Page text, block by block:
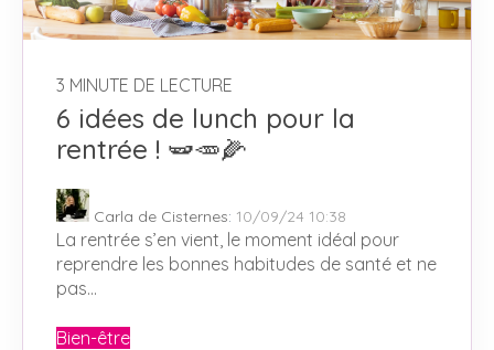
3 MINUTE DE LECTURE
6 idées de lunch pour la
rentrée ! 🫛🥕🌽
Carla de Cisternes: 10/09/24 10:38
La rentrée s’en vient, le moment idéal pour
reprendre les bonnes habitudes de santé et ne
pas...
Bien-être